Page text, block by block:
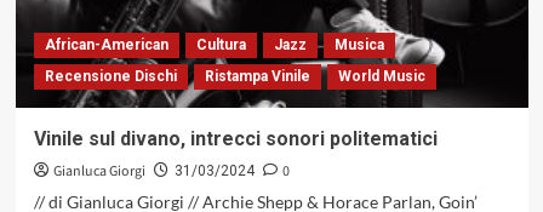
in
quintetto,
un
perfetto
esempio
scuola
mingusiana
(Red
African-American Cultura Jazz
Musica
Recensione Dischi
Ristampa Vinile World Music
Vinile sul divano, intrecci sonori politematici
Gianluca Giorgi 31/03/2024
0
// di Gianluca Giorgi // Archie Shepp & Horace Parlan, Goin’